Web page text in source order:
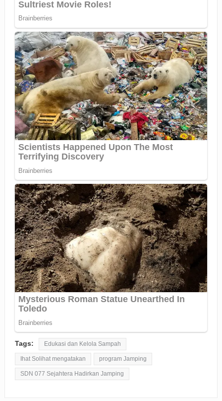
Tags: Edukasi dan Kelola Sampah
Ihat Solihat mengatakan program Jamping
SDN 077 Sejahtera Hadirkan Jamping